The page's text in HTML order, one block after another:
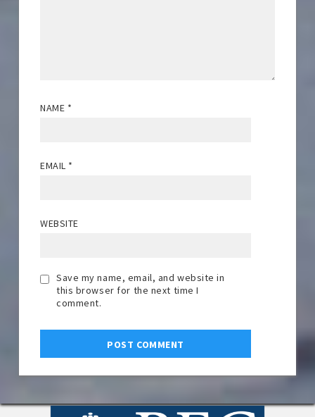
NAME *
EMAIL *
WEBSITE
Save my name, email, and website in
this browser for the next time I
comment.